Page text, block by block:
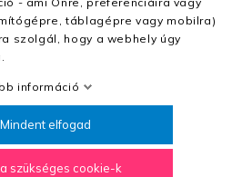
küldjük a futárt, hogy vegye át
vagy más futárral is
küldött csomagot, melyne
fogadunk el. A futárnak átadott
a visszaküldés könnyebb
tegyen egy megjegyzést, amelyre
rendelési számát. Az eljárás
táblagépre vagy mobilra)
szolgál, hogy a webhely úgy
információ
Mindent elfogad
szükséges cookie-k